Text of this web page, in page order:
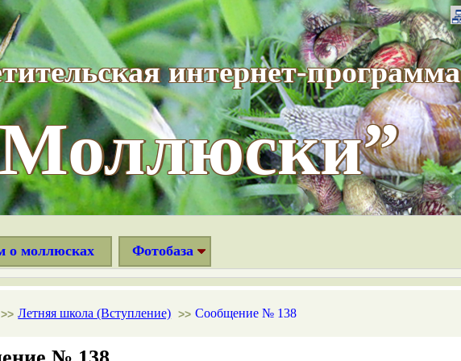
интернет-программа
о моллюсках Фотобаза
>> Летняя школа (Вступление) >> Сообщение № 138